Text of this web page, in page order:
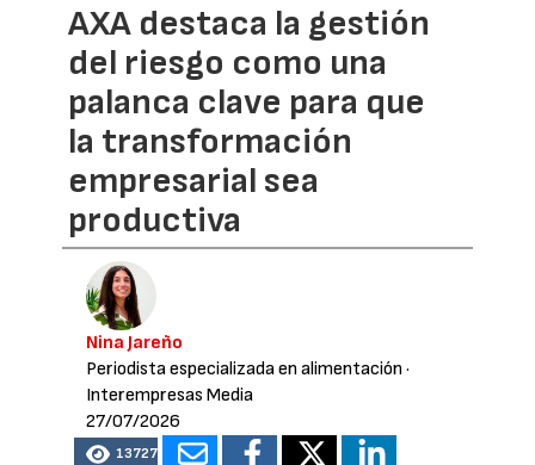
AXA destaca la gestión
del riesgo como una
palanca clave para que
la transformación
empresarial sea
productiva
Nina Jareño
Periodista especializada en alimentación ·
Interempresas Media
27/07/2026
13727